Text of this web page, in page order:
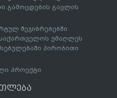
გამოცდების გავლის
შეჯიბრებებში
უმაღლეს
პირობითი
პროექტი